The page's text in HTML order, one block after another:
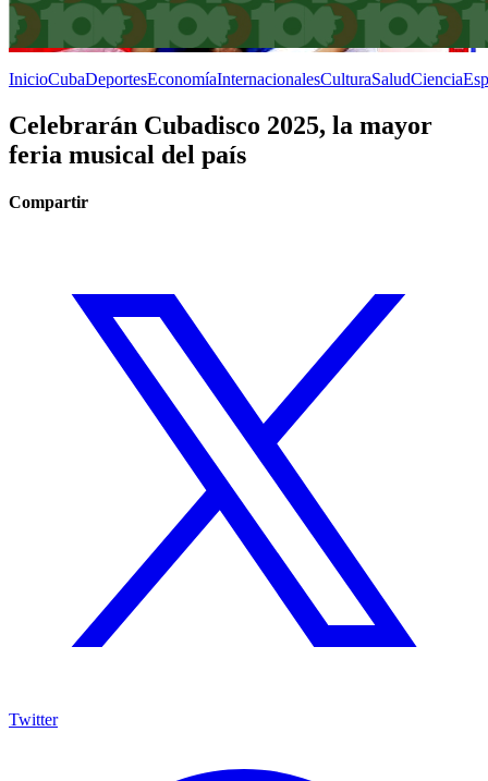
InicioCubaDeportesEconomíaInternacionalesCulturaSaludCiencia
Celebrarán Cubadisco 2025, la mayor
feria musical del país
Compartir
Twitter